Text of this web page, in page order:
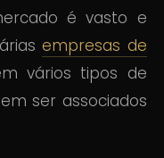
é vasto e
empresas de
vários tipos de
ser associados